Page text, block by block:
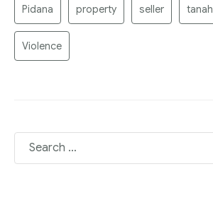
Pidana property seller tanah
Violence